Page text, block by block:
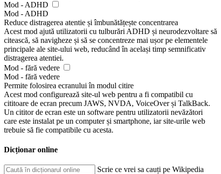
Mod - ADHD
Mod - ADHD
Reduce distragerea atentie și îmbunătățește concentrarea
Acest mod ajută utilizatorii cu tulburări ADHD și neurodezvoltare să
citească, să navigheze și să se concentreze mai ușor pe elementele
principale ale site-ului web, reducând în același timp semnificativ
distragerea atentiei.
Mod - fără vedere
Mod - fără vedere
Permite folosirea ecranului în modul citire
Acest mod configurează site-ul web pentru a fi compatibil cu
cititoare de ecran precum JAWS, NVDA, VoiceOver și TalkBack.
Un cititor de ecran este un software pentru utilizatorii nevăzători
care este instalat pe un computer și smartphone, iar site-urile web
trebuie să fie compatibile cu acesta.
Dicționar online
Scrie ce vrei sa cauți pe Wikipedia